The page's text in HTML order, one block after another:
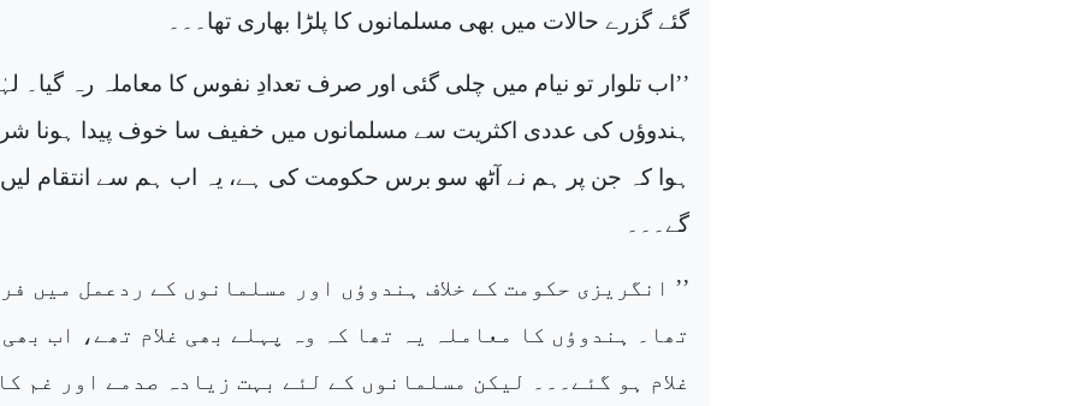
گئے گزرے حالات میں بھی مسلمانوں کا پلڑا بھاری تھا۔۔۔
’’اب تلوار تو نیام میں چلی گئی اور صرف تعدادِ نفوس کا معاملہ رہ گیا۔
ہندوؤں کی عددی اکثریت سے مسلمانوں میں خفیف سا خوف پیدا ہونا
ہوا کہ جن پر ہم نے آٹھ سو برس حکومت کی ہے، یہ اب ہم سے انتقام لیں
گے۔۔۔
’’ انگریزی حکومت کے خلاف ہندوؤں اور مسلمانوں کے ردعمل میں
تھا۔ ہندوؤں کا معاملہ یہ تھا کہ وہ پہلے بھی غلام تھے، اب بھی
غلام ہو گئے۔۔۔ لیکن مسلمانوں کے لئے بہت زیادہ صدمے اور غم کا